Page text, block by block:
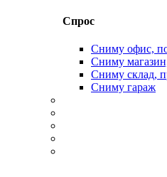
Спрос
Сниму офис,
Сниму
Сниму склад,
Сниму гараж